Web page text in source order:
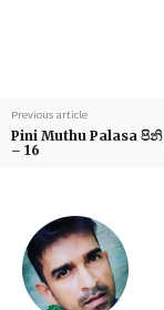
Previous article
Pini Muthu Palasa
– 16